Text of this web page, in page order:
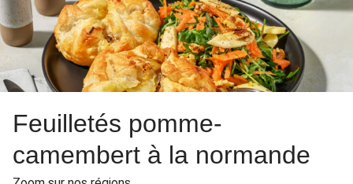
Feuilletés pomme-
camembert à la normande